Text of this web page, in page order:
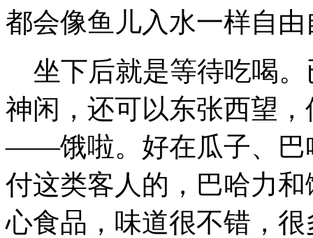
都会像鱼儿入水一样自
坐下后就是等待吃喝
神闲，还可以东张西望
——饿啦。好在瓜子、巴
付这类客人的，巴哈力
心食品，味道很不错，